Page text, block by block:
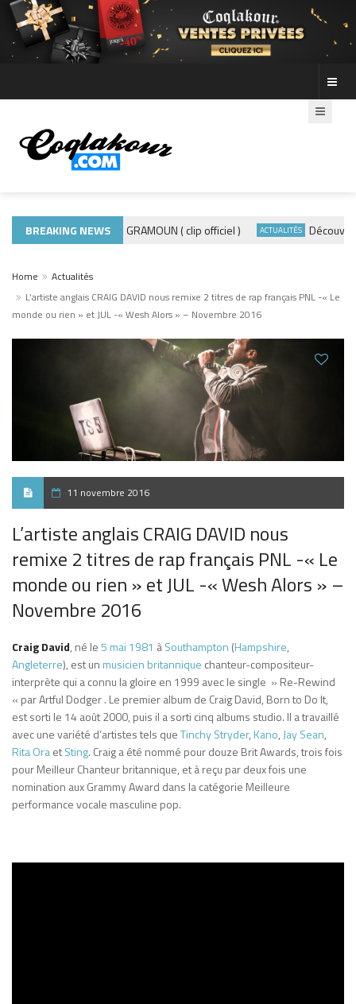
BREAKING NEWS
ACTUALITÉS ADE440 – GRAMOUN ( clip officiel ) ACTUALITÉS Découvre les
Home
Actualités
L’artiste anglais CRAIG DAVID nous remixe 2 titres de rap français PNL -« Le
monde ou rien » et JUL -« Wesh Alors » – Novembre 2016
11 novembre 2016
L’artiste anglais CRAIG DAVID nous
remixe 2 titres de rap français PNL -« Le
monde ou rien » et JUL -« Wesh Alors » –
Novembre 2016
Craig David, né le5 mai 1981 àSouthampton (Hampshire,
Angleterre), est un musicien britannique chanteur-compositeur-
interprète qui a connu la gloire en 1999 avec le single » Re-Rewind
« par Artful Dodger . Le premier album de Craig David, Born to Do It,
est sorti le 14 août 2000, puis il a sorti cinq albums studio. Il a travaillé
avec une variété d’artistes tels queTinchy Stryder, Kano, Jay Sean,
Rita OraetSting. Craig a été nommé pour douze Brit Awards, trois fois
pour Meilleur Chanteur britannique, et à reçu par deux fois une
nomination aux Grammy Award dans la catégorie Meilleure
performance vocale masculine pop.